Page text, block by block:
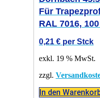
Für
RAL 7016,
0,21 € per Stck
exkl. 19 % MwSt.
zzgl.
In den